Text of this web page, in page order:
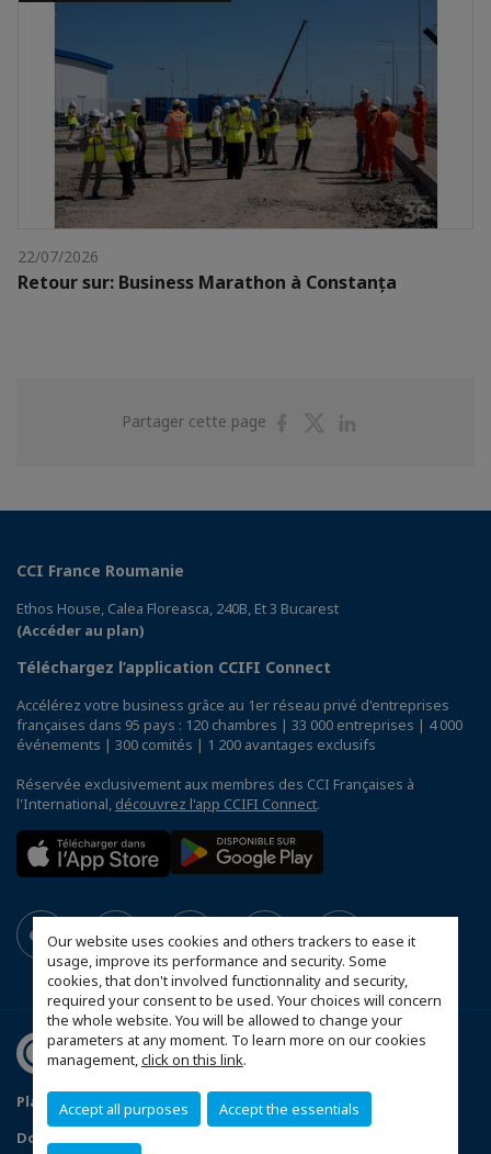
Our website uses cookies and others trackers to ease it
usage, improve its performance and security. Some
cookies, that don't involved functionnality and security,
required your consent to be used. Your choices will concern
the whole website. You will be allowed to change your
parameters at any moment. To learn more on our cookies
management,click on this link.
Accept all purposes Accept the essentials
22/07/2026
Retour sur: Business Marathon à Constanța
Partager cette page
PartagerPartager
CCI France Roumanie
Ethos House, Calea Floreasca, 240B, Et 3 Bucarest
(Accéder au plan)
Téléchargez l’application CCIFI Connect
Accélérez votre business grâce au 1er réseau privé d'entreprises
françaises dans 95 pays : 120 chambres | 33 000 entreprises | 4 000
événements | 300 comités | 1 200 avantages exclusifs
Réservée exclusivement aux membres des CCI Françaises à
l'International, découvrez l'app CCIFI Connect.
Plan du site Statut CCIFER
Mentions légales
Données personnelles